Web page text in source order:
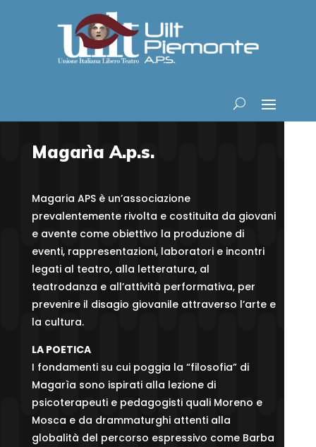
Magarìa A.p.s.
Magaria APS è un’associazione
prevalentemente rivolta e costituita da giovani
e avente come obiettivo la produzione di
eventi, rappresentazioni, laboratori e incontri
legati al teatro, alla letteratura, al
teatrodanza e all’attività performativa, per
prevenire il disagio giovanile attraverso l’arte e
la cultura.
LA POETICA
I fondamenti su cui poggia la “filosofia” di
Magarìa sono ispirati alla lezione di
psicoterapeuti e pedagogisti quali Moreno e
Mosca e da drammaturghi attenti alla
globalità del percorso espressivo come Barba